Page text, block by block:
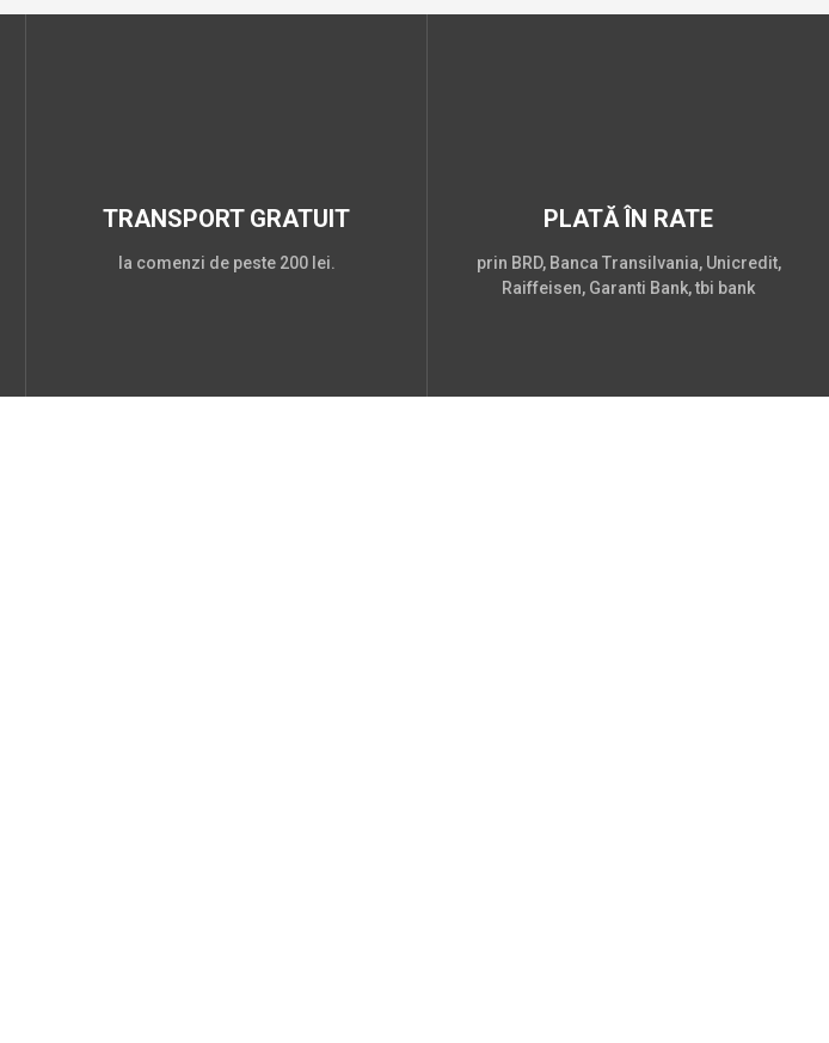
TRANSPORT GRATUIT
la comenzi de peste 200 lei.
PLATĂ ÎN RATE
prin BRD, Banca Transilvania, Unicredit,
Raiffeisen, Garanti Bank, tbi bank